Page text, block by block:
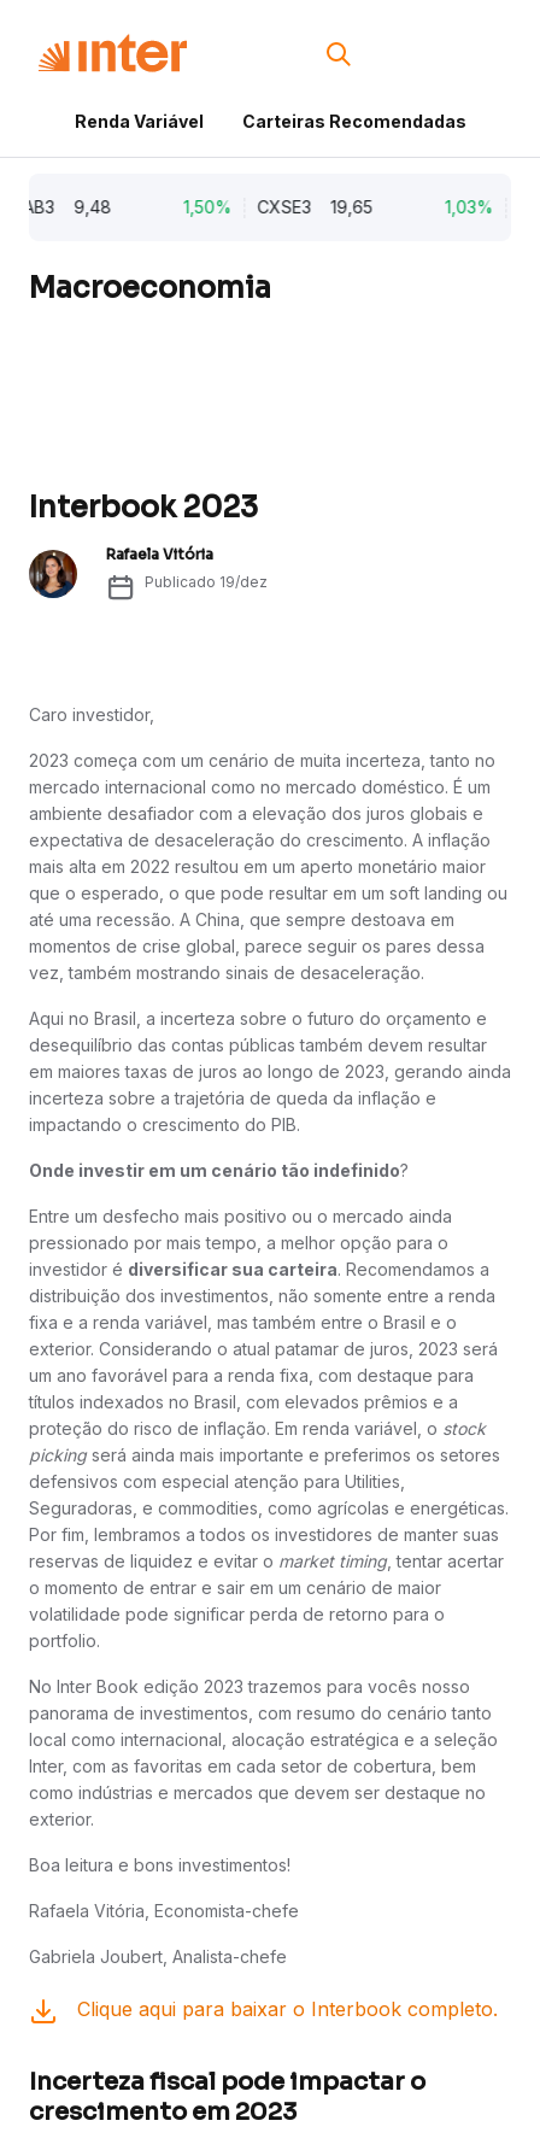
Renda Variável Carteiras Recomendadas
9,48 1,50% CXSE3 19,65 1,03% CYRE3
Macroeconomia
Interbook 2023
Rafaela Vitória
Publicado 19/dez
Caro investidor,
2023 começa com um cenário de muita incerteza, tanto no
mercado internacional como no mercado doméstico. É um
ambiente desafiador com a elevação dos juros globais e
expectativa de desaceleração do crescimento. A inflação
mais alta em 2022 resultou em um aperto monetário maior
que o esperado, o que pode resultar em um soft landing ou
até uma recessão. A China, que sempre destoava em
momentos de crise global, parece seguir os pares dessa
vez, também mostrando sinais de desaceleração.
Aqui no Brasil, a incerteza sobre o futuro do orçamento e
desequilíbrio das contas públicas também devem resultar
em maiores taxas de juros ao longo de 2023, gerando ainda
incerteza sobre a trajetória de queda da inflação e
impactando o crescimento do PIB.
Onde investir em um cenário tão indefinido?
Entre um desfecho mais positivo ou o mercado ainda
pressionado por mais tempo, a melhor opção para o
investidor é diversificar sua carteira. Recomendamos a
distribuição dos investimentos, não somente entre a renda
fixa e a renda variável, mas também entre o Brasil e o
exterior. Considerando o atual patamar de juros, 2023 será
um ano favorável para a renda fixa, com destaque para
títulos indexados no Brasil, com elevados prêmios e a
proteção do risco de inflação. Em renda variável, o stock
pickingserá ainda mais importante e preferimos os setores
defensivos com especial atenção para Utilities,
Seguradoras, e commodities, como agrícolas e energéticas.
Por fim, lembramos a todos os investidores de manter suas
reservas de liquidez e evitar o market timing, tentar acertar
o momento de entrar e sair em um cenário de maior
volatilidade pode significar perda de retorno para o
portfolio.
No Inter Book edição 2023 trazemos para vocês nosso
panorama de investimentos, com resumo do cenário tanto
local como internacional, alocação estratégica e a seleção
Inter, com as favoritas em cada setor de cobertura, bem
como indústrias e mercados que devem ser destaque no
exterior.
Boa leitura e bons investimentos!
Rafaela Vitória, Economista-chefe
Gabriela Joubert, Analista-chefe
Clique aqui para baixar o Interbook completo.
Incerteza fiscal pode impactar o
crescimento em 2023